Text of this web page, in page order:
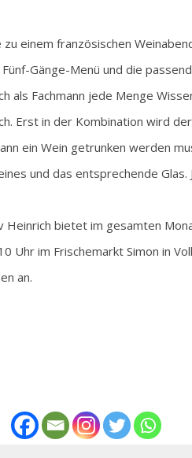
einem französischen
Gänge-Menü und die
Fachmann jede Menge
Erst in der Kombination wird
ein Wein getrunken werden
und das entsprechende Glas.
Heinrich bietet im gesamten
Uhr im Frischemarkt Simon in
an.